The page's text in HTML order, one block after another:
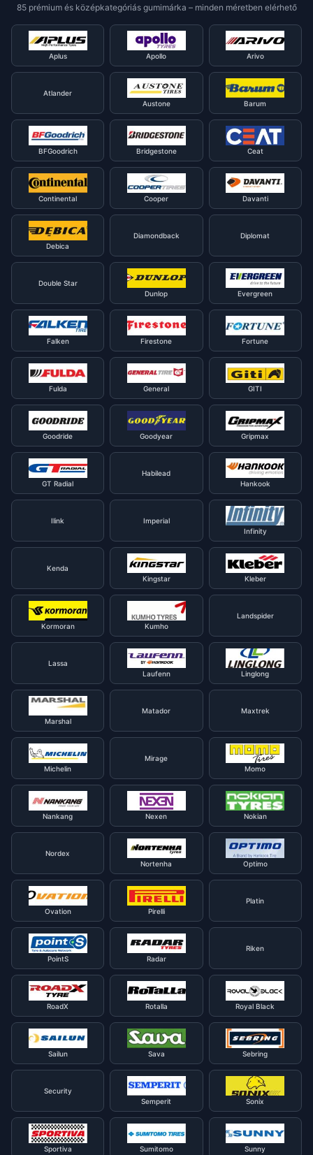
85 prémium és középkategóriás gumimárka – minden méretben elérhető
Aplus Apollo Arivo
Atlander
Austone
Barum
BFGoodrich Bridgestone Ceat
Continental Cooper Davanti
Debica
Diamondback Diplomat
Double Star
Dunlop
Evergreen
Falken Firestone Fortune
Fulda General GITI
Goodride Goodyear Gripmax
GT Radial
Habilead
Hankook
Ilink
Imperial
Infinity
Kenda
Kingstar
Kleber
Kormoran Kumho
Landspider
Lassa
Laufenn
Linglong
Marshal
Matador Maxtrek
Michelin
Mirage
Momo
Nankang Nexen Nokian
Nordex
Nortenha
Optimo
Ovation Pirelli
Platin
PointS Radar
Riken
RoadX Rotalla Royal Black
Sailun Sava Sebring
Security
Semperit
Sonix
Sportiva Sumitomo Sunny